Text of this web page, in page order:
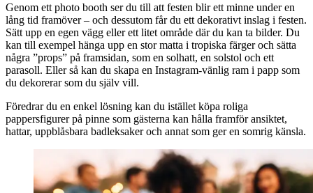
Genom ett photo booth ser du till att festen blir ett minne under en
lång tid framöver – och dessutom får du ett dekorativt inslag i festen.
Sätt upp en egen vägg eller ett litet område där du kan ta bilder. Du
kan till exempel hänga upp en stor matta i tropiska färger och sätta
några ”props” på framsidan, som en solhatt, en solstol och ett
parasoll. Eller så kan du skapa en Instagram-vänlig ram i papp som
du dekorerar som du själv vill.
Föredrar du en enkel lösning kan du istället köpa roliga
pappersfigurer på pinne som gästerna kan hålla framför ansiktet,
hattar, uppblåsbara badleksaker och annat som ger en somrig känsla.